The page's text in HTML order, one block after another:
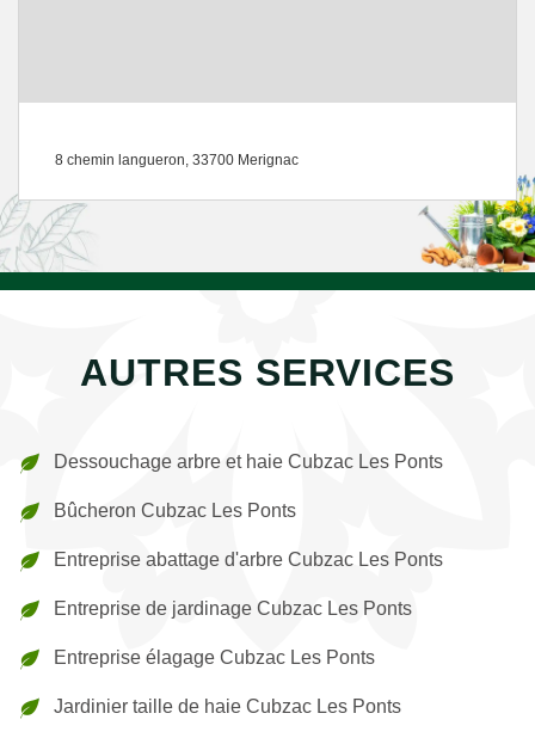
8 chemin langueron, 33700 Merignac
AUTRES SERVICES
Dessouchage arbre et haie Cubzac Les Ponts
Bûcheron Cubzac Les Ponts
Entreprise abattage d'arbre Cubzac Les Ponts
Entreprise de jardinage Cubzac Les Ponts
Entreprise élagage Cubzac Les Ponts
Jardinier taille de haie Cubzac Les Ponts